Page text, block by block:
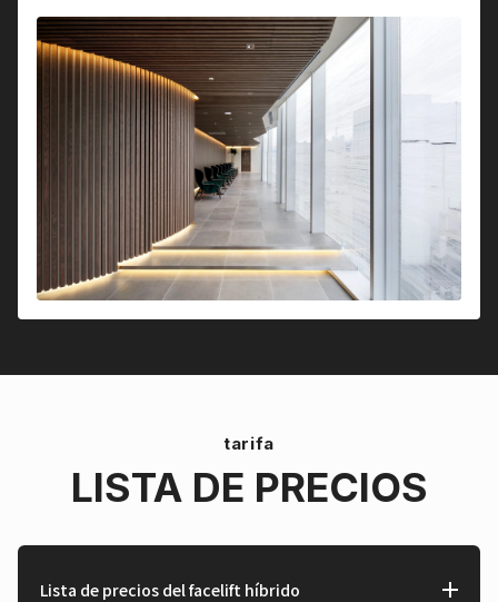
tarifa
LISTA DE PRECIOS
Lista de precios del facelift híbrido